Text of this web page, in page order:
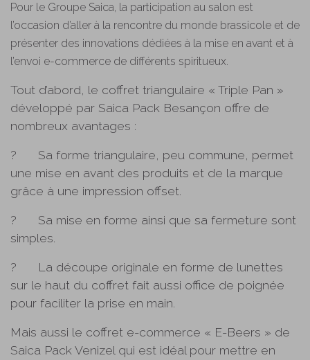
Pour le Groupe Saica, la participation au salon est
l’occasion d’aller à la rencontre du monde brassicole et de
présenter des innovations dédiées à la mise en avant et à
l’envoi e-commerce de différents spiritueux.
Tout d’abord, le coffret triangulaire « Triple Pan »
développé par Saica Pack Besançon offre de
nombreux avantages :
?
Sa forme triangulaire, peu commune, permet
une mise en avant des produits et de la marque
grâce à une impression offset.
?
Sa mise en forme ainsi que sa fermeture sont
simples.
?
La découpe originale en forme de lunettes
sur le haut du coffret fait aussi office de poignée
pour faciliter la prise en main.
Mais aussi le coffret e-commerce « E-Beers » de
Saica Pack Venizel qui est idéal pour mettre en